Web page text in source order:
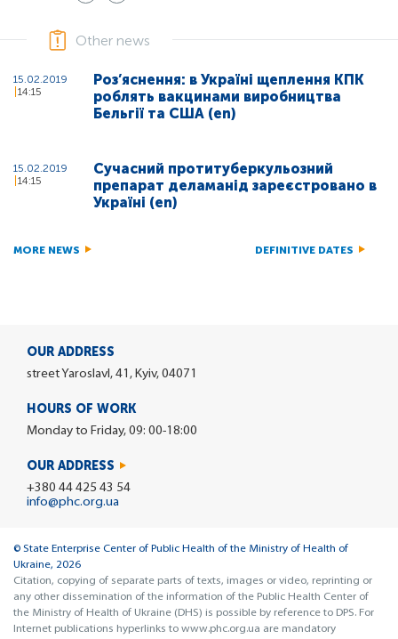
Other news
15.02.2019
14:15
Роз’яснення: в Україні щеплення КПК
роблять вакцинами виробництва
Бельгії та США (en)
15.02.2019
14:15
Сучасний протитуберкульозний
препарат деламанід зареєстровано в
Україні (en)
MORE NEWS DEFINITIVE DATES
OUR ADDRESS
street Yaroslavl, 41, Kyiv, 04071
HOURS OF WORK
Monday to Friday, 09: 00-18:00
OUR ADDRESS
+380 44 425 43 54
info@phc.org.ua
© State Enterprise Center of Public Health of the Ministry of Health of
Ukraine, 2026
Citation, copying of separate parts of texts, images or video, reprinting or
any other dissemination of the information of the Public Health Center of
the Ministry of Health of Ukraine (DHS) is possible by reference to DPS. For
Internet publications hyperlinks to www.phc.org.ua are mandatory